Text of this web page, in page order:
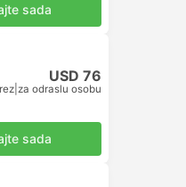
sada
USD 76
za odraslu osobu
sada